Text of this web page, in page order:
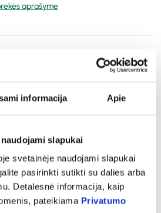
informacija Apie
slapukai
svetainėje naudojami slapukai
pasirinkti sutikti su dalies arba
Detalesnė informacija, kaip
pateikiama Privatumo
aprašyme
expand_more